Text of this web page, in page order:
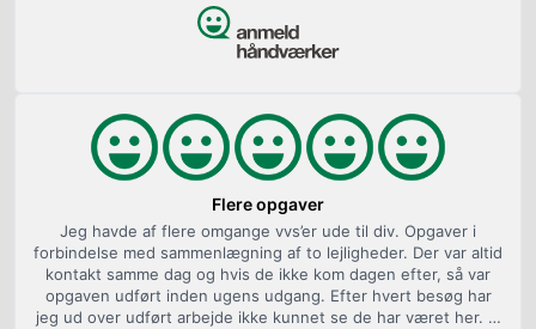
Flere opgaver
Jeg havde af flere omgange vvs’er ude til div. Opgaver i
forbindelse med sammenlægning af to lejligheder. Der var altid
kontakt samme dag og hvis de ikke kom dagen efter, så var
opgaven udført inden ugens udgang. Efter hvert besøg har
jeg ud over udført arbejde ikke kunnet se de har været her. …